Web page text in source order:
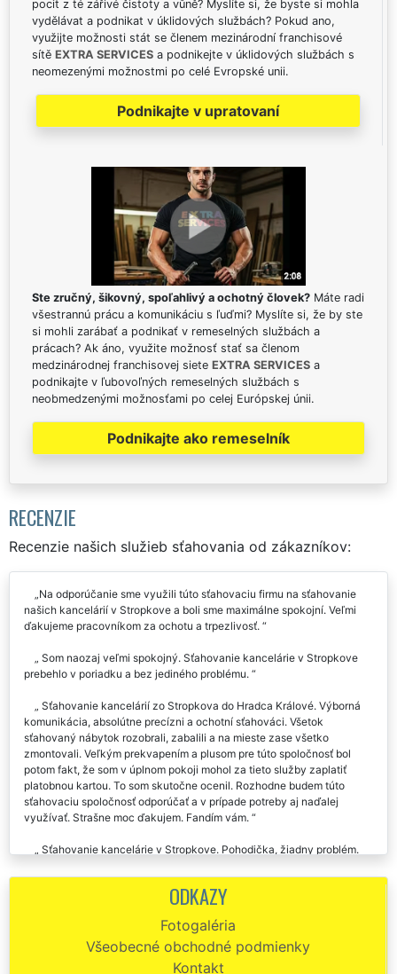
pocit z té zářivé čistoty a vůně? Myslíte si, že byste si mohla
vydělávat a podnikat v úklidových službách? Pokud ano,
využijte možnosti stát se členem mezinárodní franchisové
sítě EXTRA SERVICES a podnikejte v úklidových službách s
neomezenými možnostmi po celé Evropské unii.
Podnikajte v upratovaní
Ste zručný, šikovný, spoľahlivý a ochotný človek? Máte radi
všestrannú prácu a komunikáciu s ľuďmi? Myslíte si, že by ste
si mohli zarábať a podnikať v remeselných službách a
prácach? Ak áno, využite možnosť stať sa členom
medzinárodnej franchisovej siete EXTRA SERVICES a
podnikajte v ľubovoľných remeselných službách s
neobmedzenými možnosťami po celej Európskej únii.
Podnikajte ako remeselník
RECENZIE
Recenzie našich služieb sťahovania od zákazníkov:
Na odporúčanie sme využili túto sťahovaciu firmu na sťahovanie
našich kancelárií v Stropkove a boli sme maximálne spokojní. Veľmi
ďakujeme pracovníkom za ochotu a trpezlivosť.
Som naozaj veľmi spokojný. Sťahovanie kancelárie v Stropkove
prebehlo v poriadku a bez jediného problému.
Sťahovanie kancelárií zo Stropkova do Hradca Králové. Výborná
komunikácia, absolútne precízni a ochotní sťahováci. Všetok
sťahovaný nábytok rozobrali, zabalili a na mieste zase všetko
zmontovali. Veľkým prekvapením a plusom pre túto spoločnosť bol
potom fakt, že som v úplnom pokoji mohol za tieto služby zaplatiť
platobnou kartou. To som skutočne ocenil. Rozhodne budem túto
sťahovaciu spoločnosť odporúčať a v prípade potreby aj naďalej
využívať. Strašne moc ďakujem. Fandím vám.
Sťahovanie kancelárie v Stropkove. Pohodička, žiadny problém.
potrebovať sťahovanie, rozhodne beriem vás.
Využil som služby hodinového manžela od tejto spoločnosti a
ODKAZY
Fotogaléria
Všeobecné obchodné podmienky
Kontakt